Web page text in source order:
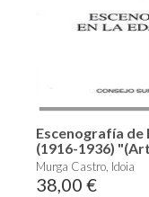
Escenografía de
(1916-1936)
Murga Castro, Idoia
38,00 €